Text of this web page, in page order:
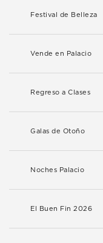
Festival de Belleza
Vende en Palacio
Regreso a Clases
Galas de Otoño
Noches Palacio
El Buen Fin 2026